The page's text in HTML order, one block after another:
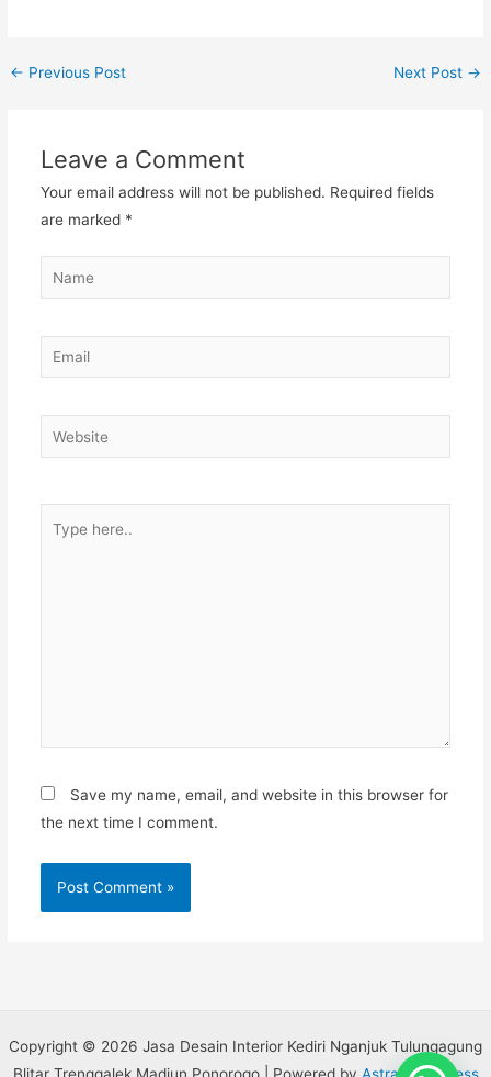
← Previous Post Next Post →
Leave a Comment
Your email address will not be published. Required fields
are marked *
Name
Email
Website
here..
Save my name, email, and website in this browser for
the next time I comment.
Copyright © 2026 Jasa Desain Interior Kediri Nganjuk Tulungagung